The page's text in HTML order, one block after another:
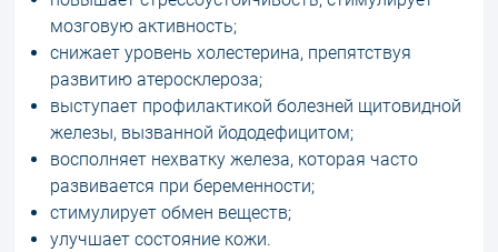
мозговую активность;
снижает уровень холестерина, препятствуя
развитию атеросклероза;
выступает профилактикой болезней щитовидной
железы, вызванной йододефицитом;
восполняет нехватку железа, которая часто
развивается при беременности;
стимулирует обмен веществ;
улучшает состояние кожи.